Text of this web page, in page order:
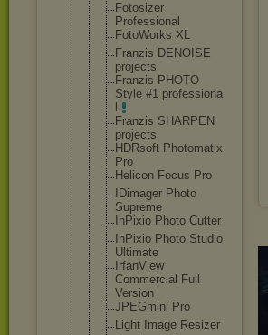
Fotosizer
Professiona
FotoWorks XL
Franzis DENOISE
projects
Franzis PHOTO
Style #1 professiona
Franzis SHARPEN
projects
HDRsoft Photomatix
Pro
Helicon Focus Pro
IDimager Photo
Supreme
InPixio Photo Cutter
InPixio Photo Studio
Ultimate
IrfanView
Commercial Full
Version
JPEGmini Pro
Light Image Resizer